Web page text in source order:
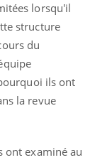
lorsqu'il
structure
du
ils ont
la revue
ont examiné au